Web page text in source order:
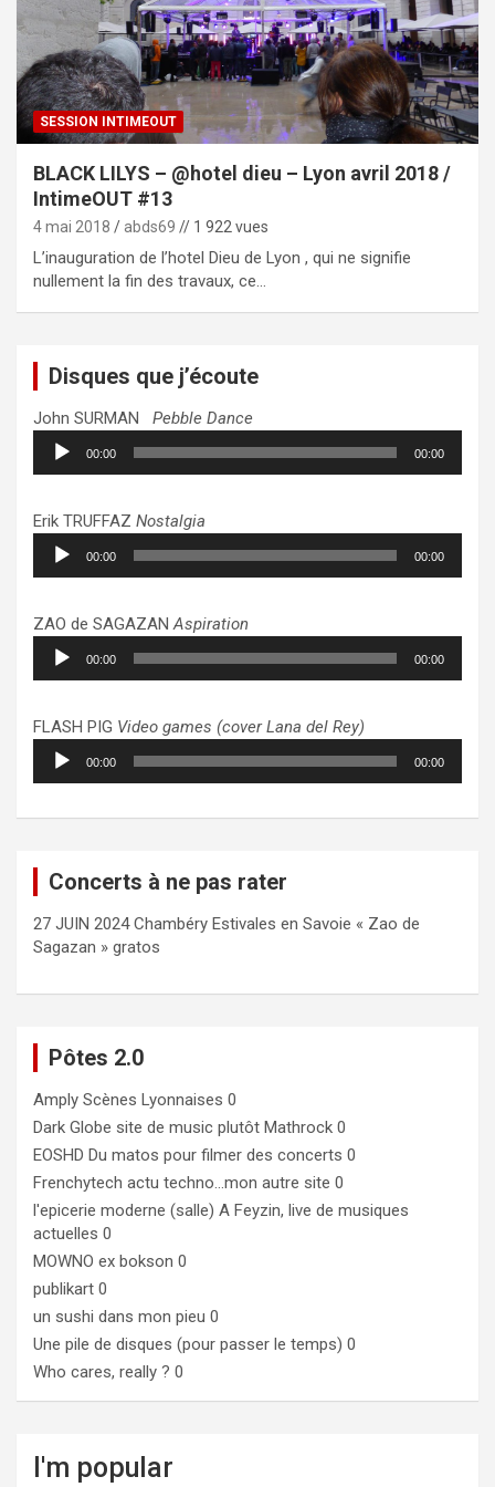
SESSION INTIMEOUT
BLACK LILYS – @hotel dieu – Lyon avril 2018 /
IntimeOUT #13
4 mai 2018 abds69 // 1 922 vues
L’inauguration de l’hotel Dieu de Lyon , qui ne signifie
nullement la fin des travaux, ce…
Disques que j’écoute
John SURMAN Pebble Dance
Lecteur
audio
00:00 00:00
Erik TRUFFAZ Nostalgia
Lecteur
audio
00:00 00:00
ZAO de SAGAZANAspiration
Lecteur
audio
00:00 00:00
FLASH PIG Video games (cover Lana del Rey)
Lecteur
audio
00:00 00:00
Concerts à ne pas rater
27 JUIN 2024 Chambéry Estivales en Savoie « Zao de
Sagazan » gratos
Pôtes 2.0
Amply Scènes Lyonnaises 0
Dark Globe site de music plutôt Mathrock 0
EOSHD Du matos pour filmer des concerts 0
Frenchytech actu techno…mon autre site 0
l'epicerie moderne (salle) A Feyzin, live de musiques
actuelles 0
MOWNO ex bokson 0
publikart 0
un sushi dans mon pieu 0
Une pile de disques (pour passer le temps) 0
Who cares, really ? 0
I'm popular